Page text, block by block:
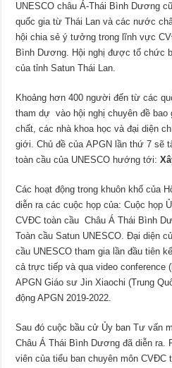
UNESCO châu Á-Thái Bình Dương
quốc gia từ Thái Lan và các nước
hội chia sẻ ý tưởng trong lĩnh vực
Bình Dương. Hội nghị được tổ chức
của tỉnh Satun Thái Lan.
Khoảng hơn 400 người đến từ các
tham dự vào hội nghị chuyên đề bao
chất, các nhà khoa học và đại diện
giới. Chủ đề của APGN lần thứ 7 sẽ
toàn cầu của UNESCO hướng tới:
Các hoạt động trong khuôn khổ của
diễn ra các cuộc họp của: Cuộc họp
CVĐC toàn cầu Châu Á Thái Bình
Toàn cầu Satun UNESCO. Đại diện
cầu UNESCO tham gia lần đầu tiên
cả trực tiếp và qua video conference
APGN Giáo sư Jin Xiaochi (Trung
động APGN 2019-2022.
Sau đó cuộc bầu cử Ủy ban Tư vấn
Châu Á Thái Bình Dương đã diễn ra.
viên của tiểu ban chuyên môn CVĐC